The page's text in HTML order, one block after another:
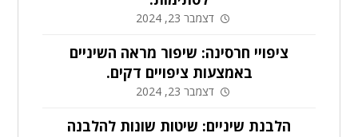
דצמבר 23, 2024
ציפויי חרסינה: שיפור מראה השיניים
באמצעות ציפויים דקים.
דצמבר 23, 2024
הלבנת שיניים: שיטות שונות להלבנה